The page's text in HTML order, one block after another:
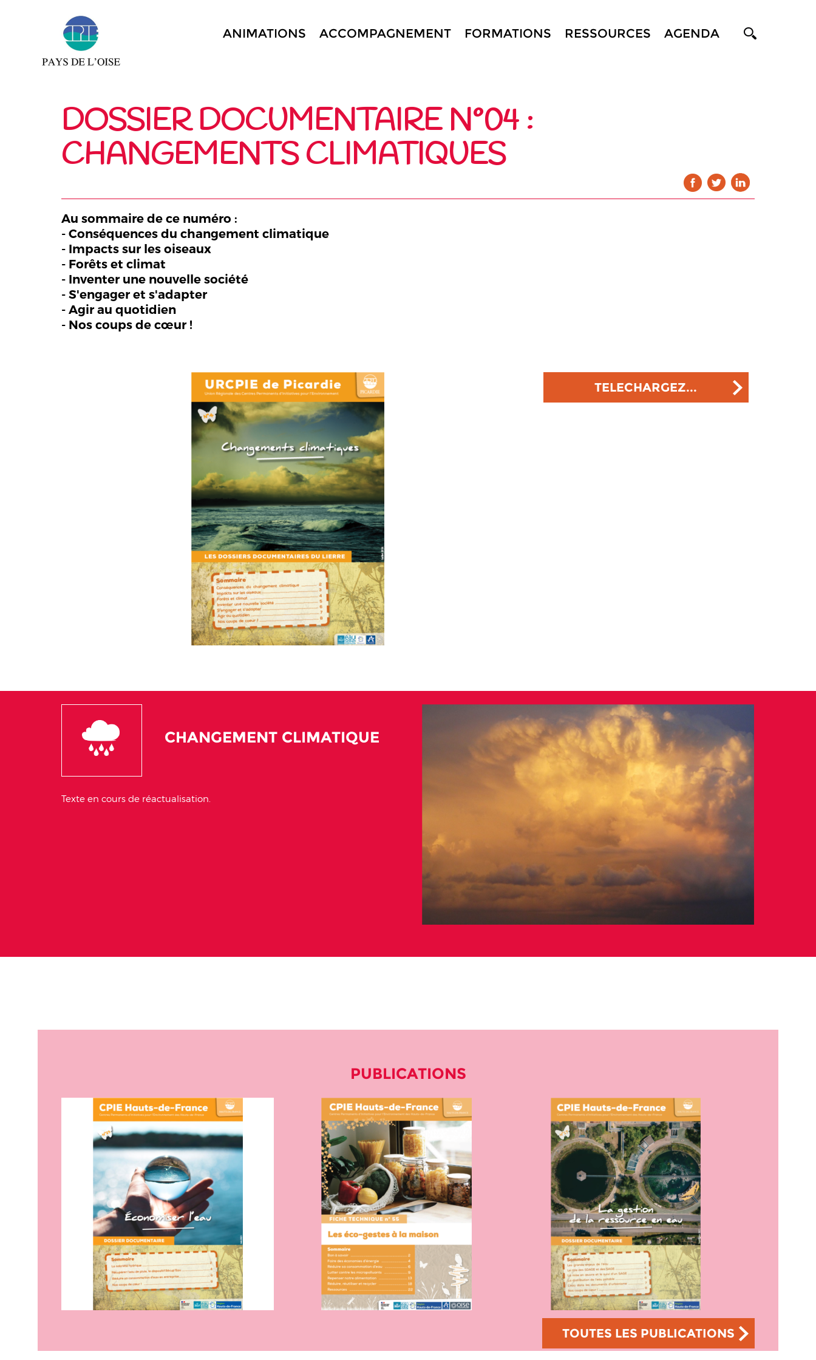
ANIMATIONS ACCOMPAGNEMENT FORMATIONS RESSOURCES AGENDA
DOSSIER DOCUMENTAIRE N°04 :
CHANGEMENTS CLIMATIQUES
Au sommaire de ce numéro :
- Conséquences du changement climatique
- Impacts sur les oiseaux
- Forêts et climat
- Inventer une nouvelle société
- S'engager et s'adapter
- Agir au quotidien
- Nos coups de cœur !
TELECHARGEZ...
CHANGEMENT CLIMATIQUE
Texte en cours de réactualisation.
PUBLICATIONS
TOUTES LES PUBLICATIONS